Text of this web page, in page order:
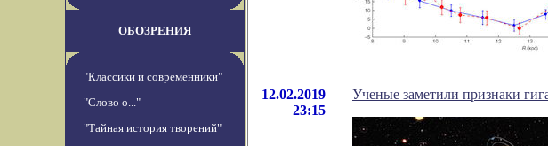
ОБОЗРЕНИЯ
"Классики и современники"
"Слово о..."
"Тайная история творений"
12.02.2019
23:15
Ученые заметили признаки